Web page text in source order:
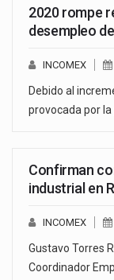
2020 rompe
desempleo
INCOMEX
Debido al
provocada por la
Confirman
industrial en
INCOMEX
Gustavo Torres
Coordinador